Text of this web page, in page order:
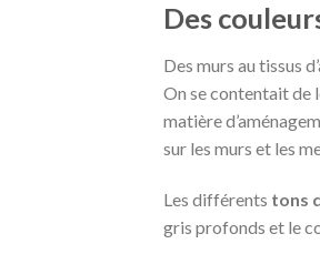
Des
Des murs au tissus
On se contentait de
matière
sur les murs et les
Les différents tons
gris profonds et le